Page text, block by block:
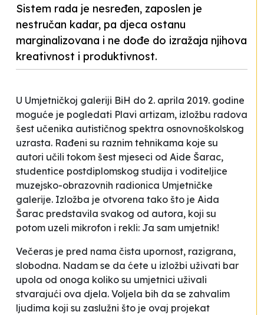
Sistem rada je nesređen, zaposlen je
nestručan kadar, pa djeca ostanu
marginalizovana i ne dođe do izražaja njihova
kreativnost i produktivnost.
U Umjetničkoj galeriji BiH do 2. aprila 2019. godine
moguće je pogledati Plavi artizam, izložbu radova
šest učenika autističnog spektra osnovnoškolskog
uzrasta. Rađeni su raznim tehnikama koje su
autori učili tokom šest mjeseci od Aide Šarac,
studentice postdiplomskog studija i voditeljice
muzejsko-obrazovnih radionica Umjetničke
galerije. Izložba je otvorena tako što je Aida
Šarac predstavila svakog od autora, koji su
potom uzeli mikrofon i rekli: Ja sam umjetnik!
Večeras je pred nama čista upornost, razigrana,
slobodna. Nadam se da ćete u izložbi uživati bar
upola od onoga koliko su umjetnici uživali
stvarajući ova djela. Voljela bih da se zahvalim
ljudima koji su zaslužni što je ovaj projekat